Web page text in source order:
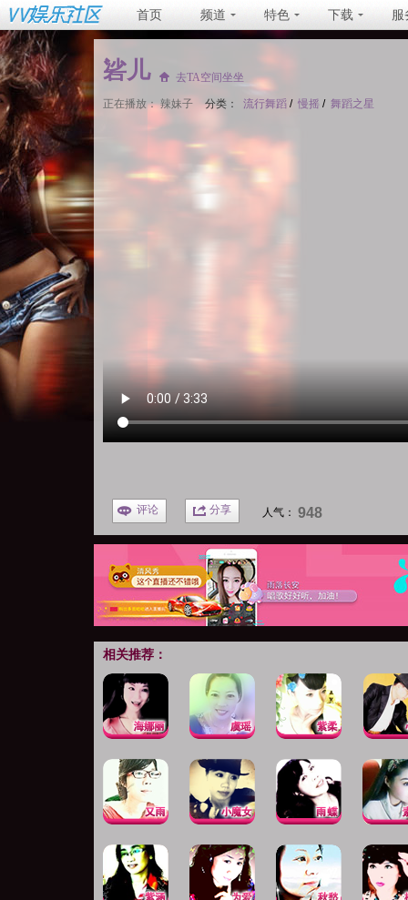
首页 频道 特色 下载 服
硰儿 去TA空间坐坐
正在播放：辣妹子 分类： 流行舞蹈 / 慢摇 / 舞蹈之星
评论 分享 人气： 948
相关推荐：